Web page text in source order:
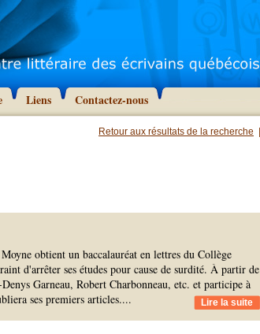
Liens Contactez-nous
Retour aux résultats de la recherche
obtient un baccalauréat en lettres du Collège
d'arrêter ses études pour cause de surdité. À partir de
Garneau, Robert Charbonneau, etc. et participe à
ses premiers articles.... Lire la suite